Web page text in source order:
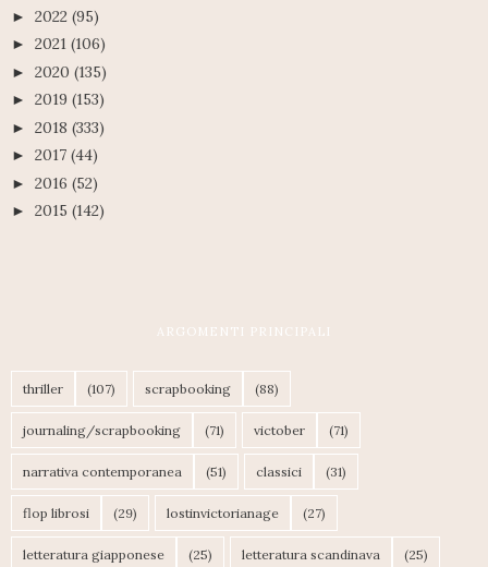
► 2022 (95)
► 2021 (106)
► 2020 (135)
► 2019 (153)
► 2018 (333)
► 2017 (44)
► 2016 (52)
► 2015 (142)
ARGOMENTI PRINCIPALI
thriller (107) scrapbooking (88)
journaling/scrapbooking (71) victober (71)
narrativa contemporanea (51) classici (31)
flop librosi (29) lostinvictorianage (27)
letteratura giapponese (25) letteratura scandinava (25)